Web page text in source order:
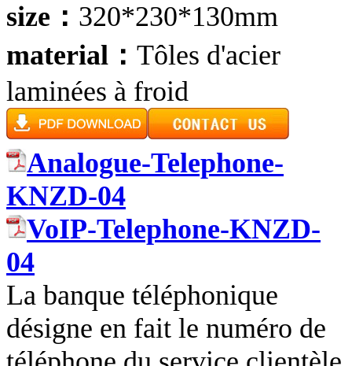
size： 320*230*130mm
material： Tôles d'acier
laminées à froid
Analogue-Telephone-
KNZD-04
VoIP-Telephone-KNZD-
04
La banque téléphonique
désigne en fait le numéro de